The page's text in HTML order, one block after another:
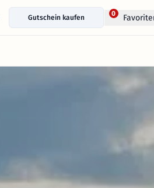
Gutschein kaufen
0